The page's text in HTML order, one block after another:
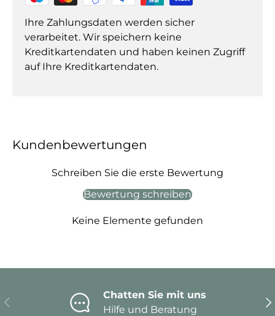
Ihre Zahlungsdaten werden sicher
verarbeitet. Wir speichern keine
Kreditkartendaten und haben keinen Zugriff
auf Ihre Kreditkartendaten.
Kundenbewertungen
Schreiben Sie die erste Bewertung
Bewertung schreiben
Keine Elemente gefunden
Vorherige
Chatten Sie mit uns
Hilfe und Beratung